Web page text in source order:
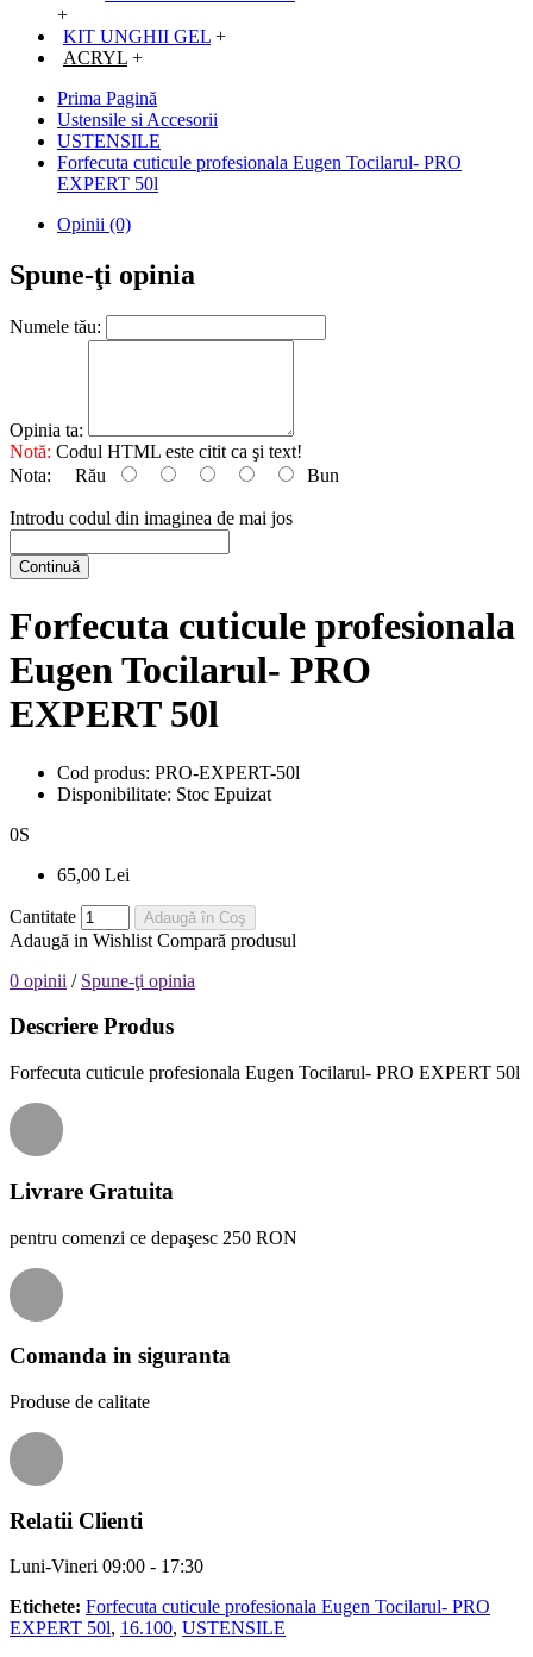
+
KIT UNGHII GEL +
ACRYL +
Prima Pagină
Ustensile si Accesorii
USTENSILE
Forfecuta cuticule profesionala Eugen Tocilarul- PRO
EXPERT 50l
Opinii (0)
Spune-ţi opinia
Numele tău:
Opinia ta:
Notă: Codul HTML este citit ca şi text!
Nota: Rău Bun
Introdu codul din imaginea de mai jos
Continuă
Forfecuta cuticule profesionala
Eugen Tocilarul- PRO
EXPERT 50l
Cod produs: PRO-EXPERT-50l
Disponibilitate: Stoc Epuizat
0S
65,00 Lei
Cantitate Adaugă în Coş
Adaugă in Wishlist Compară produsul
0 opinii / Spune-ţi opinia
Descriere Produs
Forfecuta cuticule profesionala Eugen Tocilarul- PRO EXPERT 50l
Livrare Gratuita
pentru comenzi ce depaşesc 250 RON
Comanda in siguranta
Produse de calitate
Relatii Clienti
Luni-Vineri 09:00 - 17:30
Etichete: Forfecuta cuticule profesionala Eugen Tocilarul- PRO
EXPERT 50l, 16.100, USTENSILE